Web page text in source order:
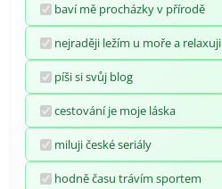
baví mě procházky v přírodě
nejraději ležím u moře a relaxuji
píši si svůj blog
cestování je moje láska
miluji české seriály
hodně času trávím sportem